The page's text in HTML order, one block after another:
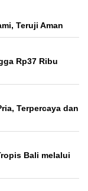
Teruji Aman
Rp37 Ribu
Terpercaya dan
Bali melalui